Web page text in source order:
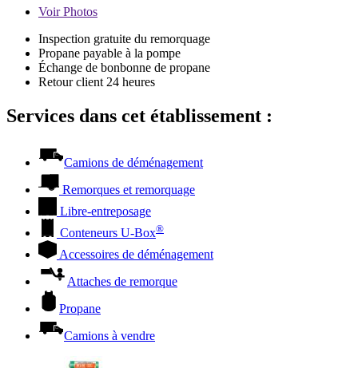
VoirPhotos
Inspection gratuite du remorquage
Propane payable à la pompe
Échange de bonbonne de propane
Retour client 24 heures
Services dans cet établissement :
Camions de déménagement
Remorques et remorquage
Libre-entreposage
Conteneurs U-Box®
Accessoires de déménagement
Attaches de remorque
Propane
Camions à vendre